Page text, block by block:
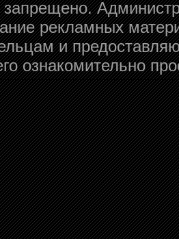
запрещено.
рекламных
и
ознакомительно